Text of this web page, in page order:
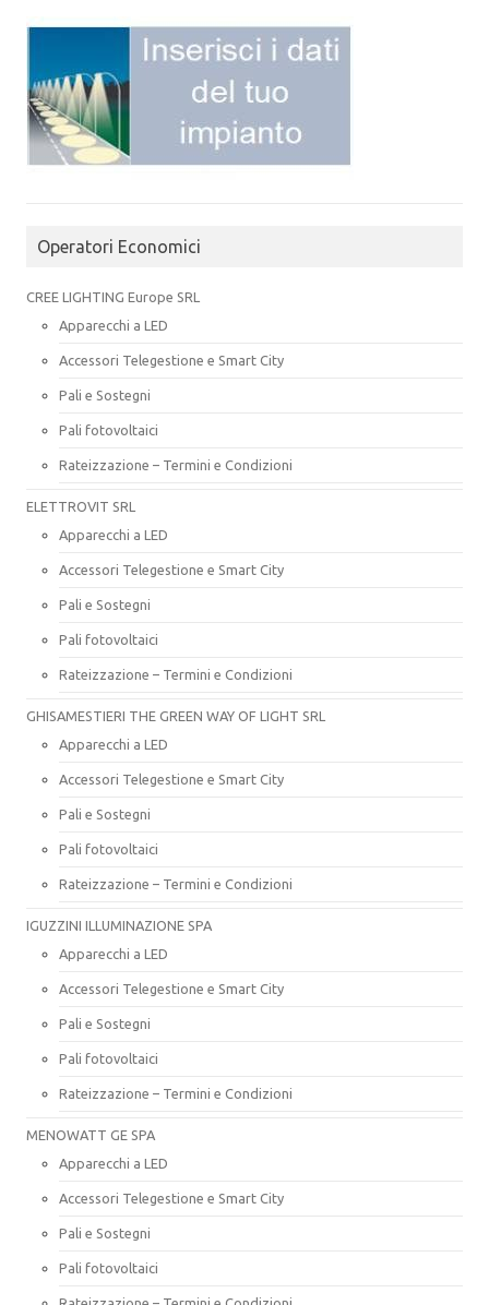
Operatori Economici
CREE LIGHTING Europe SRL
Apparecchi a LED
Accessori Telegestione e Smart City
Pali e Sostegni
Pali fotovoltaici
Rateizzazione – Termini e Condizioni
ELETTROVIT SRL
Apparecchi a LED
Accessori Telegestione e Smart City
Pali e Sostegni
Pali fotovoltaici
Rateizzazione – Termini e Condizioni
GHISAMESTIERI THE GREEN WAY OF LIGHT SRL
Apparecchi a LED
Accessori Telegestione e Smart City
Pali e Sostegni
Pali fotovoltaici
Rateizzazione – Termini e Condizioni
IGUZZINI ILLUMINAZIONE SPA
Apparecchi a LED
Accessori Telegestione e Smart City
Pali e Sostegni
Pali fotovoltaici
Rateizzazione – Termini e Condizioni
MENOWATT GE SPA
Apparecchi a LED
Accessori Telegestione e Smart City
Pali e Sostegni
Pali fotovoltaici